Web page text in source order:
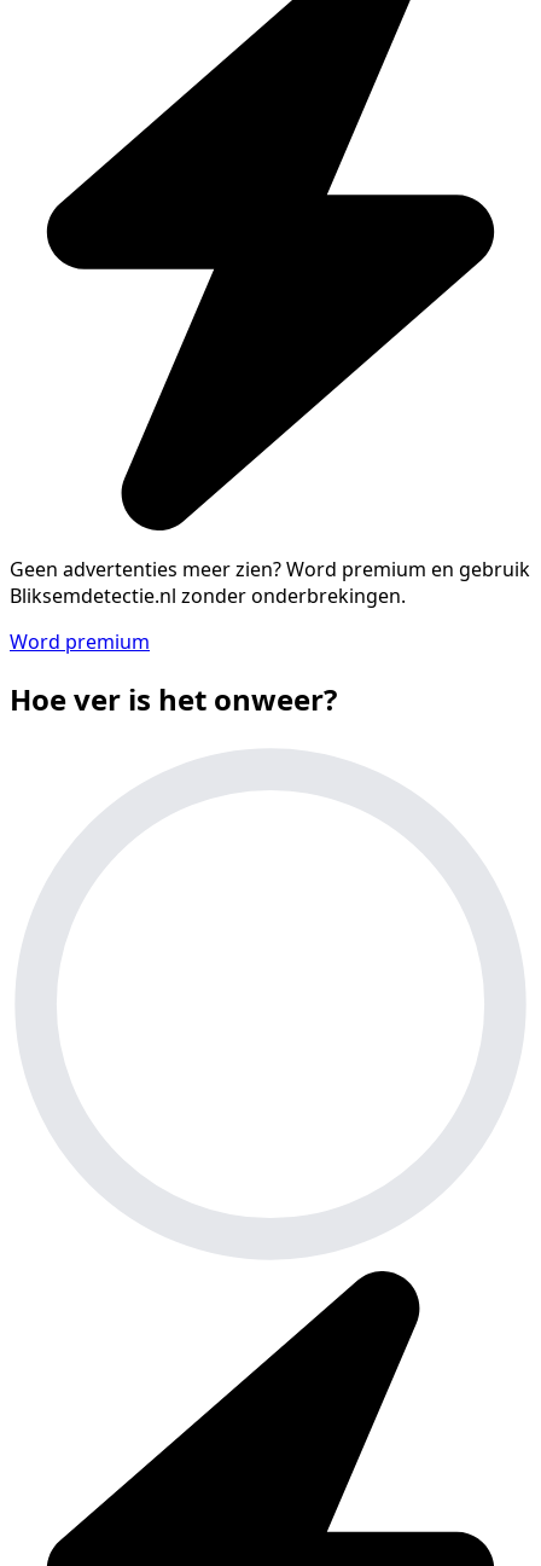
Geen advertenties meer zien?Word premium en gebruik
Bliksemdetectie.nl zonder onderbrekingen.
Word premium
Hoe ver is het onweer?